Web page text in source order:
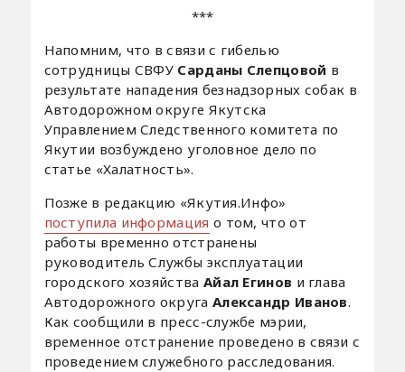
***
Напомним, что в связи с гибелью
сотрудницы СВФУ Сарданы Слепцовой в
результате нападения безнадзорных собак в
Автодорожном округе Якутска
Управлением Следственного комитета по
Якутии возбуждено уголовное дело по
статье «Халатность».
Позже в редакцию «Якутия.Инфо»
поступила информация о том, что от
работы временно отстранены
руководитель Службы эксплуатации
городского хозяйства Айал Егинов и глава
Автодорожного округа Александр Иванов.
Как сообщили в пресс-службе мэрии,
временное отстранение проведено в связи с
проведением служебного расследования.